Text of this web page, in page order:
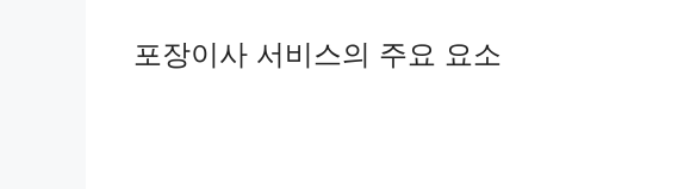
포장이사 서비스의 주요 요소